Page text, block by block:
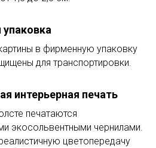
в фирменную упаковку
для транспортировки.
интерьерная печать
печатаются
экосольвентными чернилами.
цветопередачу